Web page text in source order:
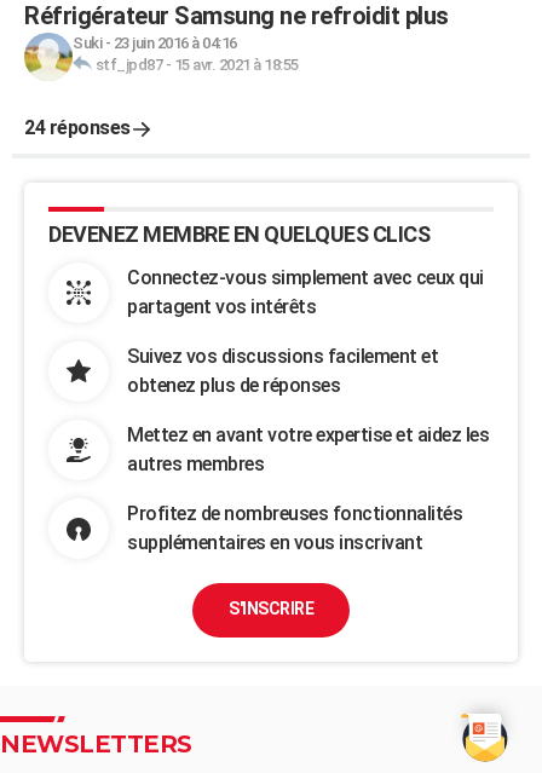
Réfrigérateur Samsung ne refroidit plus
Suki- 23 juin 2016 à 04:16
stf_jpd87- 15 avr. 2021 à 18:55
24 réponses
DEVENEZ MEMBRE EN QUELQUES CLICS
Connectez-vous simplement avec ceux qui
partagent vos intérêts
Suivez vos discussions facilement et
obtenez plus de réponses
Mettez en avant votre expertise et aidez les
autres membres
Profitez de nombreuses fonctionnalités
supplémentaires en vous inscrivant
S'INSCRIRE
NEWSLETTERS